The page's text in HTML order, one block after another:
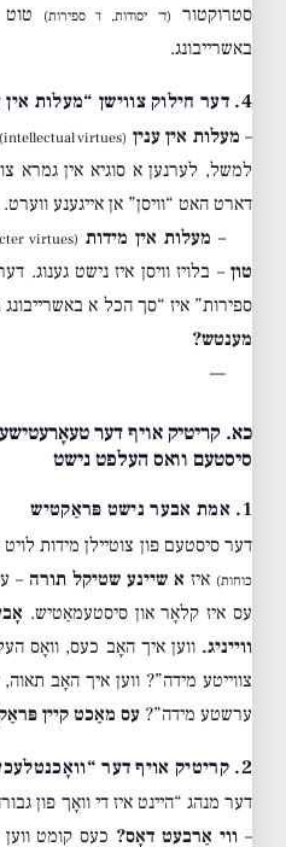
סטרוקטור
(ד׳ יסודות, ז׳ ספירות)
באשרייבונג.
4. דער חילוק צווישן “מעלות אין ענין” און “מעלות אין מידות”
– מעלות אין ענין (intellectual virtues)
למשל, לערנען א סוגיא אין גמרא
דארט האט “וויסן” אן אייגענע ווערט.
– מעלות אין מידות (character virtues)
טון – בלויז וויסן איז נישט גענוג.
ספירות” איז “סך הכל א
מענטש?
—
כא. קריטיק אויף דער
סיסטעם וואס העלפט נישט
1. אמת אבער נישט פּראַקטיש
דער סיסטעם פון צוטיילן מידות
כוחות) איז א שיינע שטיקל תורה
עס איז קלאָר און סיסטעמאַטיש.
ווייניג. ווען איך האָב כעס, וואָס
צווייטע מידה”? ווען איך האָב
ערשטע מידה”? עס מאַכט קיין
2. קריטיק אויף דער “וואָכנטלעכע ספירה” מעטאָד
דער מנהג “היינט איז די וואָך פון
– ווי אַרבעט דאָס? כעס קומט